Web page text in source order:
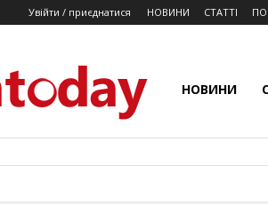
Увійти / приєднатися НОВИНИ СТАТТІ
НОВИНИ